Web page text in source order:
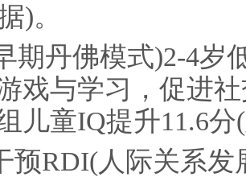
)。
期丹佛模式)2-4岁
戏与学习，促进
儿童IQ提升11.6
预RDI(人际关系